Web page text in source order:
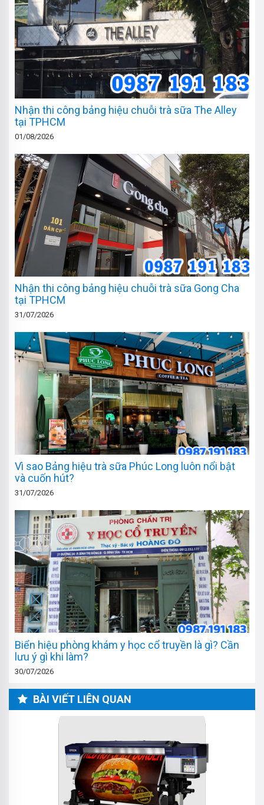
Nhận thi công bảng hiệu chuỗi trà sữa The Alley
tại TPHCM
01/08/2026
Nhận thi công bảng hiệu chuỗi trà sữa Gong Cha
tại TPHCM
31/07/2026
Vì sao Bảng hiệu trà sữa Phúc Long luôn nổi bật
và cuốn hút?
31/07/2026
Biển hiệu phòng khám y học cổ truyền là gì? Cần
lưu ý gì khi làm?
30/07/2026
BÀI VIẾT LIÊN QUAN